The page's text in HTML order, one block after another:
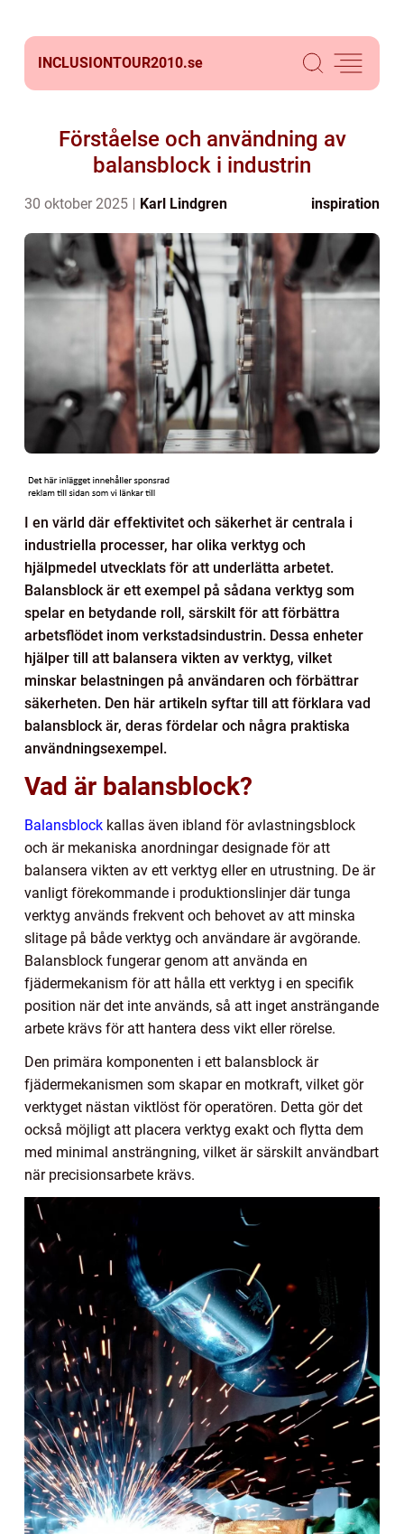
INCLUSIONTOUR2010.se
Förståelse och användning av
balansblock i industrin
30 oktober 2025 Karl Lindgren inspiration
I en värld där effektivitet och säkerhet är centrala i
industriella processer, har olika verktyg och
hjälpmedel utvecklats för att underlätta arbetet.
Balansblock är ett exempel på sådana verktyg som
spelar en betydande roll, särskilt för att förbättra
arbetsflödet inom verkstadsindustrin. Dessa enheter
hjälper till att balansera vikten av verktyg, vilket
minskar belastningen på användaren och förbättrar
säkerheten. Den här artikeln syftar till att förklara vad
balansblock är, deras fördelar och några praktiska
användningsexempel.
Vad är balansblock?
Balansblock kallas även ibland för avlastningsblock
och är mekaniska anordningar designade för att
balansera vikten av ett verktyg eller en utrustning. De är
vanligt förekommande i produktionslinjer där tunga
verktyg används frekvent och behovet av att minska
slitage på både verktyg och användare är avgörande.
Balansblock fungerar genom att använda en
fjädermekanism för att hålla ett verktyg i en specifik
position när det inte används, så att inget ansträngande
arbete krävs för att hantera dess vikt eller rörelse.
Den primära komponenten i ett balansblock är
fjädermekanismen som skapar en motkraft, vilket gör
verktyget nästan viktlöst för operatören. Detta gör det
också möjligt att placera verktyg exakt och flytta dem
med minimal ansträngning, vilket är särskilt användbart
när precisionsarbete krävs.